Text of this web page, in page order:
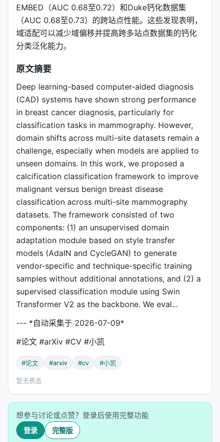
EMBED（AUC 0.68至0.72）和Duke钙化数据集
（AUC 0.68至0.73）的跨站点性能。这些发现表明，
域适配可以减少域偏移并提高跨多站点数据集的钙化
分类泛化能力。
原文摘要
Deep learning-based computer-aided diagnosis
(CAD) systems have shown strong performance
in breast cancer diagnosis, particularly for
classification tasks in mammography. However,
domain shifts across multi-site datasets remain a
challenge, especially when models are applied to
unseen domains. In this work, we proposed a
calcification classification framework to improve
malignant versus benign breast disease
classification across multi-site mammography
datasets. The framework consisted of two
components: (1) an unsupervised domain
adaptation module based on style transfer
models (AdaIN and CycleGAN) to generate
vendor-specific and technique-specific training
samples without additional annotations, and (2) a
supervised classification module using Swin
Transformer V2 as the backbone. We eval...
--- *自动采集于 2026-07-09*
#论文 #arXiv #CV #小凯
#论文 #arxiv #cv #小凯
暂无表态
想参与讨论或点赞？登录后使用完整功能
登录 完整版